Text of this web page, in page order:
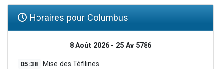
Horaires pour Columbus
8 Août 2026 - 25 Av 5786
05:38 Mise des Téfilines